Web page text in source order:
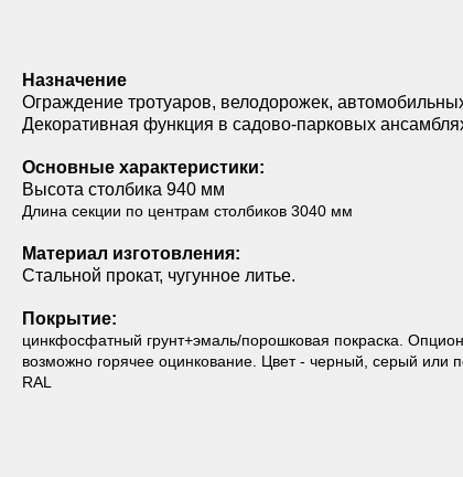
Назначение
Ограждение тротуаров, велодорожек,
Декоративная функция в садово-парковых
Основные характеристики:
Высота столбика 940 мм
Длина секции по центрам столбиков 3040 мм
Материал изготовления:
Стальной прокат, чугунное литье.
Покрытие:
цинкфосфатный грунт+эмаль/порошковая покраска.
возможно горячее оцинкование. Цвет - черный, серый или
RAL